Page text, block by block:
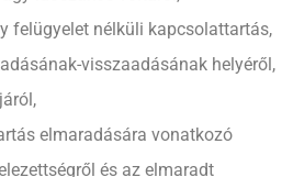
felügyelet nélküli kapcsolattartás,
visszaadásának helyéről,
elmaradására vonatkozó
és az elmaradt